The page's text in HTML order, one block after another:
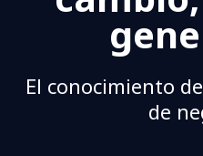
El conocimiento
de